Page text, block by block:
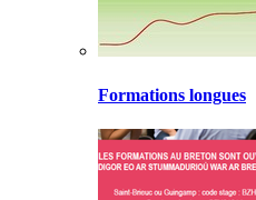
Formations longues